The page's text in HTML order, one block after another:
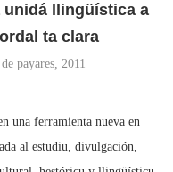
unidá llingüística a
ta clara
de payares, 2011
una ferramienta nueva en
al estudiu, divulgación,